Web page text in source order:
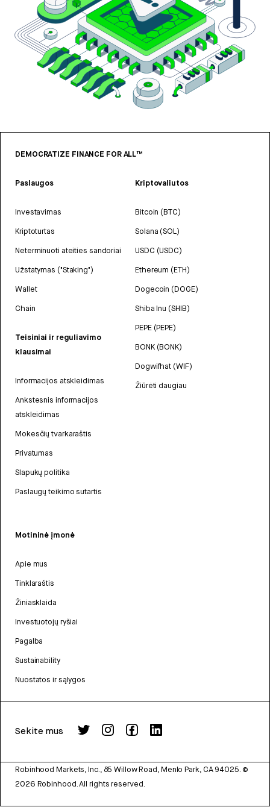
DEMOCRATIZE FINANCE FOR ALL™
Paslaugos
Investavimas
Kriptoturtas
Neterminuoti ateities sandoriai
Užstatymas ("Staking")
Wallet
Chain
Teisiniai ir reguliavimo
klausimai
Informacijos atskleidimas
Ankstesnis informacijos
atskleidimas
Mokesčių tvarkaraštis
Privatumas
Slapukų politika
Paslaugų teikimo sutartis
Kriptovaliutos
Bitcoin (BTC)
Solana (SOL)
USDC (USDC)
Ethereum (ETH)
Dogecoin (DOGE)
Shiba Inu (SHIB)
PEPE (PEPE)
BONK (BONK)
Dogwifhat (WIF)
Žiūrėti daugiau
Motininė įmonė
Apie mus
Tinklaraštis
Žiniasklaida
Investuotojų ryšiai
Pagalba
Sustainability
Nuostatos ir sąlygos
Sekite mus
Robinhood Markets, Inc., 85 Willow Road, Menlo Park, CA 94025. ©
2026 Robinhood. All rights reserved.